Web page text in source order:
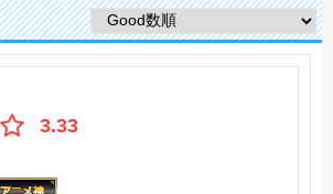
3.33